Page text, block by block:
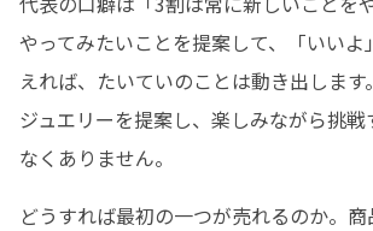
やってみたいことを提案して、「いいよ
えれば、たいていのことは動き出しま
ジュエリーを提案し、楽しみながら挑
なくありません。
どうすれば最初の一つが売れるのか。